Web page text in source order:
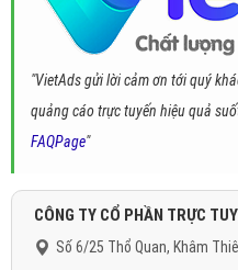
"VietAds gửi lời cảm ơn tới quý
quảng cáo trực tuyến hiệu quả
FAQPage"
CÔNG TY CỔ PHẦN TRỰC
Số 6/25 Thổ Quan, Khâm